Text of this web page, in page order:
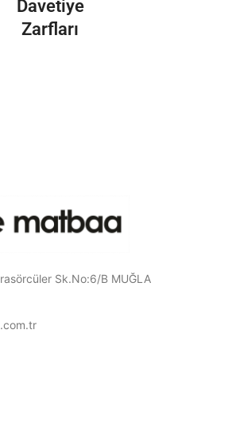
Davetiye
Zarfları
Sk.No:6/B MUĞLA